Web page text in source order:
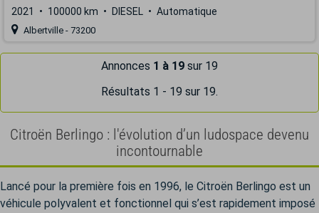
2021 100000 km DIESEL Automatique
Albertville - 73200
Annonces 1 à 19 sur 19
Résultats 1 - 19 sur 19.
Citroën Berlingo : l'évolution d’un ludospace devenu
incontournable
Lancé pour la première fois en 1996, le Citroën Berlingo est un
véhicule polyvalent et fonctionnel qui s’est rapidement imposé